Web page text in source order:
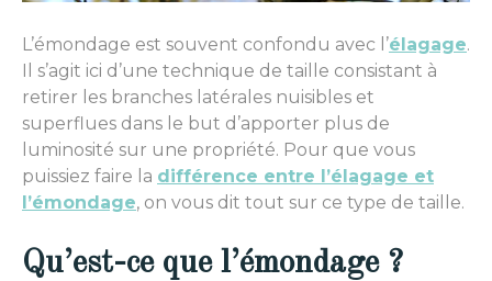
L’émondage est souvent confondu avec l’élagage.
Il s’agit ici d’une technique de taille consistant à
retirer les branches latérales nuisibles et
superflues dans le but d’apporter plus de
luminosité sur une propriété. Pour que vous
puissiez faire la différence entre l’élagage et
l’émondage, on vous dit tout sur ce type de taille.
Qu’est-ce que l’émondage ?